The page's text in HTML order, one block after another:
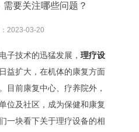
要关注哪些问题？
2023-03-20
技术的迅猛发展， 理疗设
益扩大，在机体的康复方面
目前康复中心、疗养院外，
位及社区，成为保健和康复
一块看下关于理疗设备‍的相